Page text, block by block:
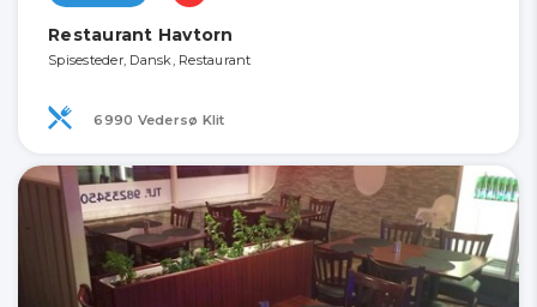
Restaurant Havtorn
Spisesteder, Dansk, Restaurant
6990 Vedersø Klit